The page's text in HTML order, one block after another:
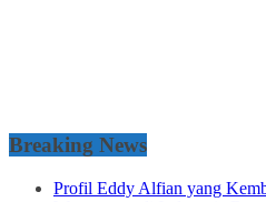
Breaking News
Profil Eddy Alfian yang